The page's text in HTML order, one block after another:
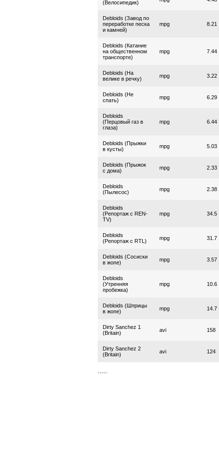
(Велосипедик)
Debloids (Завод по
переработке песка
и камней)
mpg 8.21
Debloids (Катание
на общественном
транспорте)
mpg 7.44
Debloids (На
велике в речку)
mpg 3.22
Debloids (Не
спать)
mpg 6.29
Debloids
(Перцовый газ в
глаза)
mpg 6.44
Debloids (Прыжки
в кусты)
mpg 5.03
Debloids (Прыжок
с дома)
mpg 2.33
Debloids
(Пылесос)
mpg 2.38
Debloids
(Репортаж с REN-
TV)
mpg 34.5
Debloids
(Репортаж с RTL)
mpg 31.7
Debloids (Сосиски
в жопе)
mpg 3.57
Debloids
(Утренняя
пробежка)
mpg 10.6
Debloids (Шприцы
в жопе)
mpg 14.7
Dirty Sanchez 1
(Britain)
avi 158
Dirty Sanchez 2
(Britain)
avi 124